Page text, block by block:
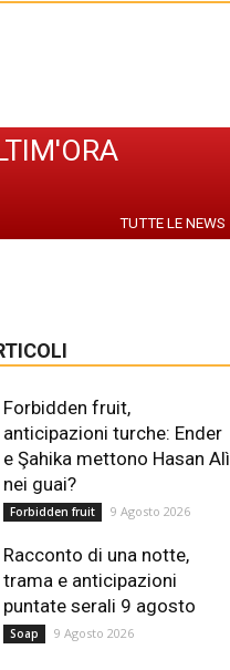
TUTTE LE NEWS
Forbidden fruit,
anticipazioni turche: Ender
e Şahika mettono Hasan Alì
nei guai?
Forbidden fruit 9 Agosto 2026
Racconto di una notte,
trama e anticipazioni
puntate serali 9 agosto
Soap 9 Agosto 2026